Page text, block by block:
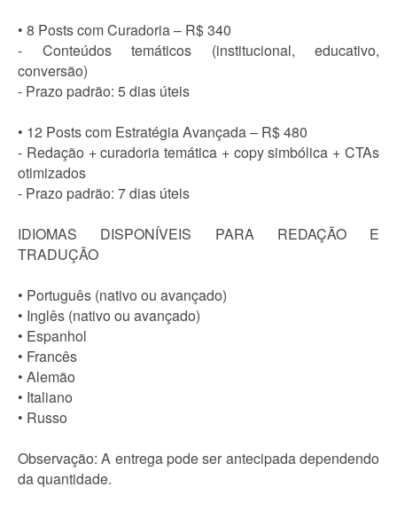
• 8 Posts com Curadoria – R$ 340
- Conteúdos temáticos (institucional, educativo,
conversão)
- Prazo padrão: 5 dias úteis
• 12 Posts com Estratégia Avançada – R$ 480
- Redação + curadoria temática + copy simbólica + CTAs
otimizados
- Prazo padrão: 7 dias úteis
IDIOMAS DISPONÍVEIS PARA REDAÇÃO E
TRADUÇÃO
• Português (nativo ou avançado)
• Inglês (nativo ou avançado)
• Espanhol
• Francês
• Alemão
• Italiano
• Russo
Observação: A entrega pode ser antecipada dependendo
da quantidade.